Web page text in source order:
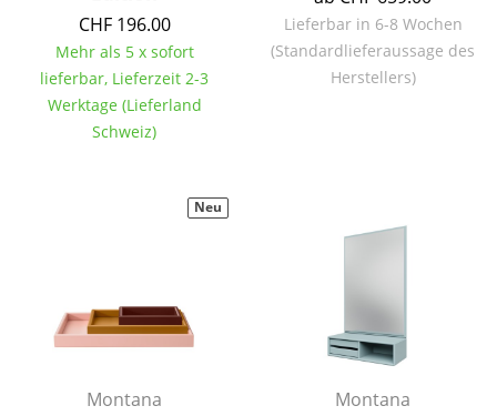
Einzelteile
... alle Tische
Aufbewahren
TV Möbel
CHF 196.00
Mehr als 5 x sofort
lieferbar, Lieferzeit 2-3
Werktage (Lieferland
Schweiz)
Lieferbar in 6-8 Wochen
(Standardlieferaussage des
Herstellers)
Montana
Neu
Montana